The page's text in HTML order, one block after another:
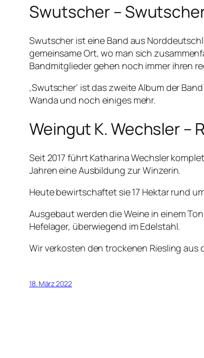
Swutscher –
Swutscher ist eine Band aus
gemeinsame Ort, wo man sich
Bandmitglieder gehen noch immer ihren
‚Swutscher‘ ist das zweite Album der
Wanda und noch einiges mehr.
Weingut K. Wechsler –
Seit 2017 führt Katharina Wechsler
Jahren eine Ausbildung zur Winzerin.
Heute bewirtschaftet sie 17 Hektar rund
Ausgebaut werden die Weine in einem
Hefelager, überwiegend im Edelstahl.
Wir verkosten den trockenen Riesling aus
18. März 2022